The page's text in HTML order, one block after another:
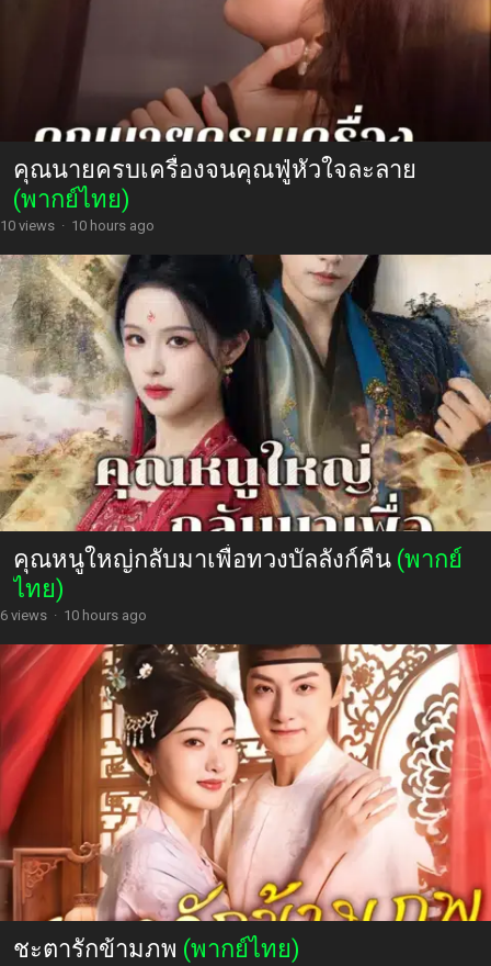
คุณนายครบเครื่องจนคุณฟู่หัวใจละลาย
(พากย์ไทย)
10 views · 10 hours ago
คุณหนูใหญ่กลับมาเพื่อทวงบัลลังก์คืน (พากย์
ไทย)
6 views · 10 hours ago
ชะตารักข้ามภพ (พากย์ไทย)